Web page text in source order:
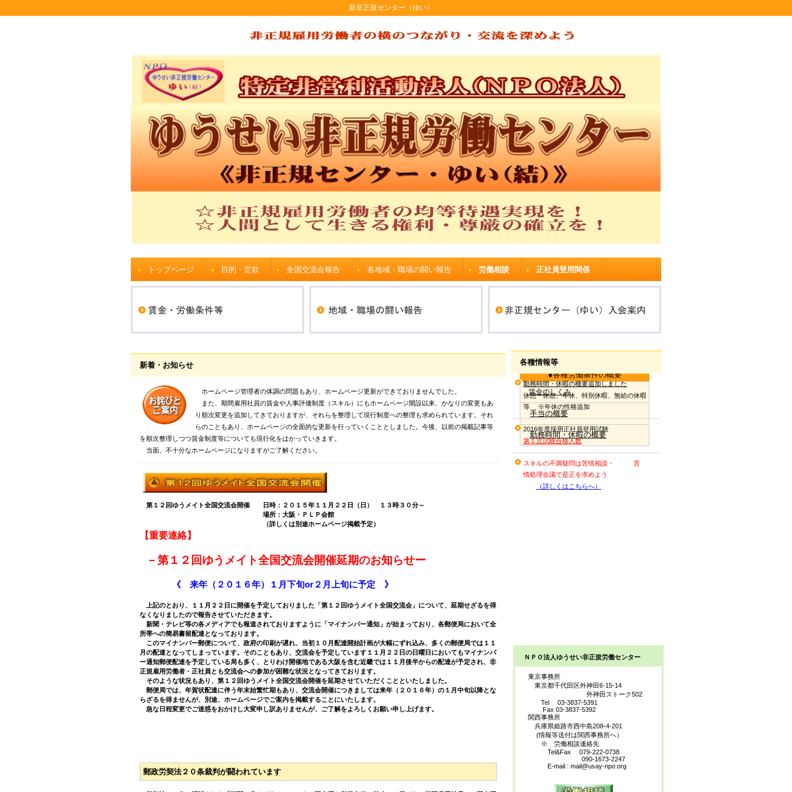
新非正規センター（ゆい）
新着・お知らせ
ホームページ管理者の体調の問題もあり、ホームページ更新ができておりませんでした。
また、期間雇用社員の賃金や人事評価制度（スキル）にもホームページ開設以来、かなりの変更もあ
り順次変更を追加してきておりますが、それらを整理して現行制度への整理も求められています。それ
らのこともあり、ホームページの全面的な更新を行っていくこととしました。今後、以前の掲載記事等
を順次整理しつつ賃金制度等についても現行化をはかっていきます。
当面、不十分なホームページになりますがご了解ください。
第１２回ゆうメイト全国交流会開催 日時：２０１５年１１月２２日（日） １３時３０分～
場所：大阪・ＰＬＰ会館
（詳しくは別途ホームページ掲載予定）
【重要連絡】
－第１２回ゆうメイト全国交流会開催延期のお知らせー
《 来年（２０１６年）１月下旬or２月上旬に予定 》
上記のとおり、１１月２２日に開催を予定しておりました「第１２回ゆうメイト全国交流会」について、延期せざるを得
なくなりましたので報告させていただきます。
新聞・テレビ等の各メディアでも報道されておりますように「マイナンバー通知」が始まっており、各郵便局において全
所帯への簡易書留配達となっております。
このマイナンバー郵便について、政府の印刷が遅れ、当初１０月配達開始計画が大幅にずれ込み、多くの郵便局では１１
月の配達となってしまっています。そのこともあり、交流会を予定しています１１月２２日の日曜日においてもマイナンバ
ー通知郵便配達を予定している局も多く、とりわけ開催地である大阪を含む近畿では１１月後半からの配達が予定され、非
正規雇用労働者・正社員とも交流会への参加が困難な状況となってきております。
そのような状況もあり、第１２回ゆうメイト全国交流会開催を延期させていただくことといたしました。
郵便局では、年賀状配達に伴う年末始繁忙期もあり、交流会開催につきましては来年（２０１６年）の１月中旬以降とな
らざるを得ませんが、別途、ホームページでご案内を掲載することにいたします。
急な日程変更でご迷惑をおかけし大変申し訳ありませんが、ご了解をよろしくお願い申し上げます。
郵政労契法２０条裁判が闘われています
各種情報等
勤務時間・休暇の概要追加しました
休憩・休息、年休、特別休暇、無給の休暇
等 ※年休の性格追加
2016年度採用正社員登用試験
第１次試験合格人数
スキルの不満疑問は苦情相談・ 苦
情処理会議で是正を求めよう
（詳しくはこちらへ）
トップページ 目的・定款 全国交流会報告 各地域・職場の闘い報告 労働相談 正社員登用関係
ＮＰＯ法人ゆうせい非正規労働センター
東京事務所
東京都千代田区外神田6-15-14
外神田ストーク502
Tel 03-3837-5391
Fax 03-3837-5392
関西事務所
兵庫県姫路市西中島208-4-201
(情報等送付は関西事務所へ）
※ 労働相談連絡先
Tel&Fax 079-222-0738
090-1673-2247
E-mail : mail@usay-npo.org
●各種労働条件の概要
賃金のしくみ
手当の概要
勤務時間・休暇の概要